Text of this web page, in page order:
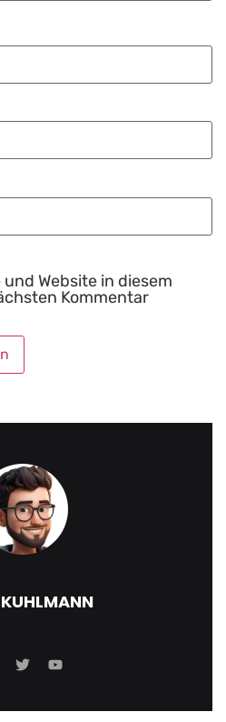
Website in diesem
Kommentar